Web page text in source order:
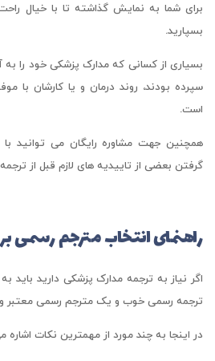
برای شما به نمایش گذاشته تا با خیال راحت
بسپارید.
بسیاری از کسانی که مدارک پزشکی خود را
سپرده بودند، روند درمان و یا کارشان با
است.
همچنین جهت مشاوره رایگان می توانید با
گرفتن بعضی از تاییدیه های لازم قبل از
راهنمای انتخاب مترجم رسمی
اگر نیاز به ترجمه مدارک پزشکی دارید باید
ترجمه رسمی خوب و یک مترجم رسمی معتبر و
در اینجا به چند مورد از مهمترین نکات اشاره